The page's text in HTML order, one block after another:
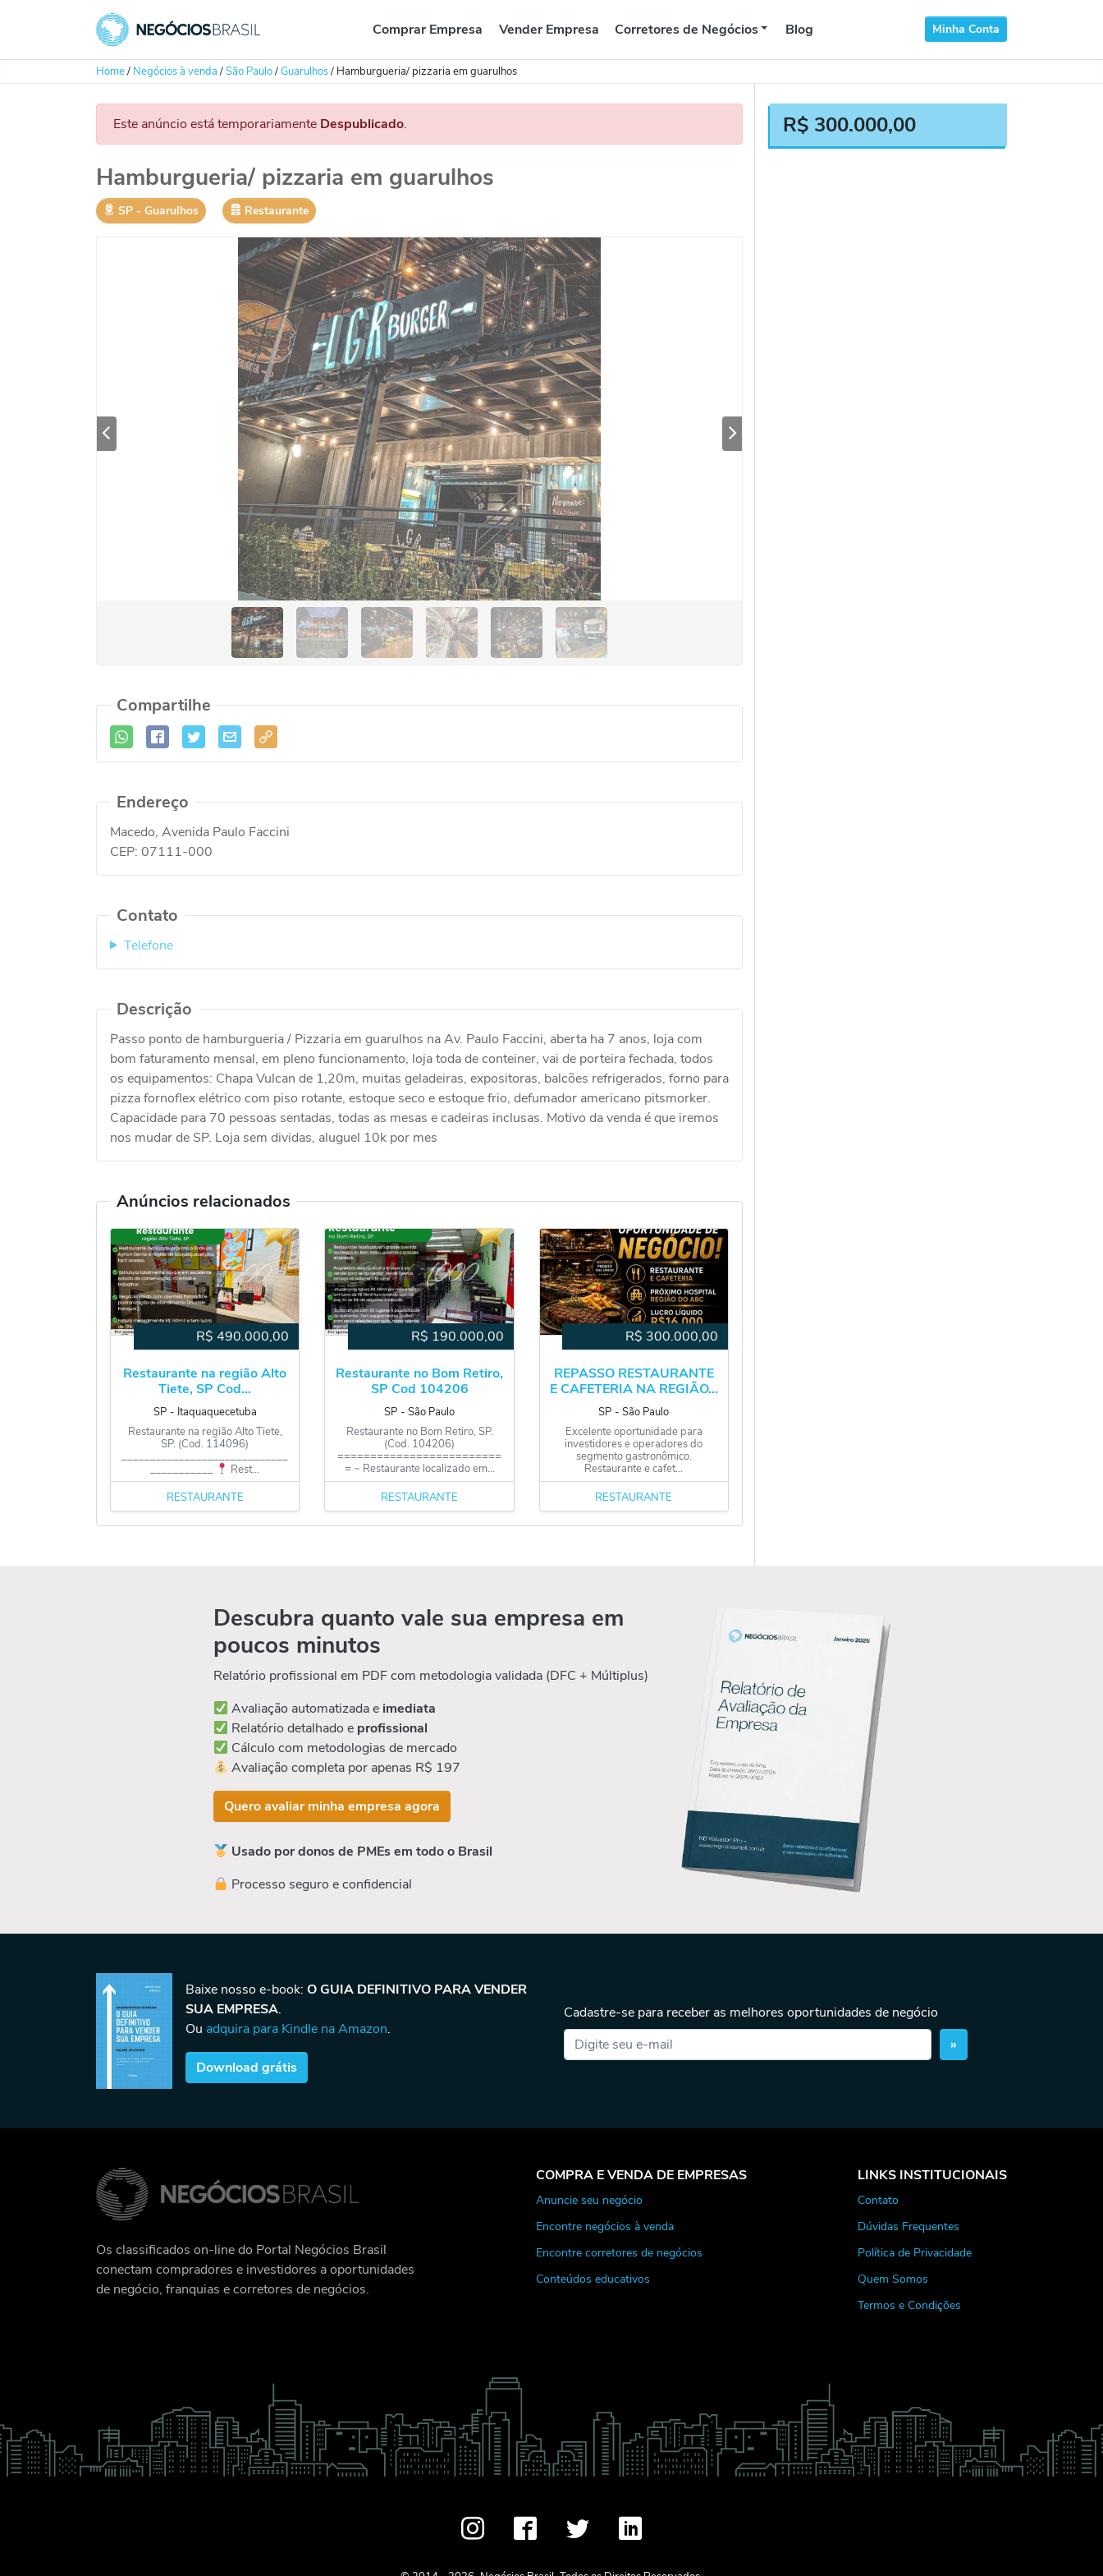
Comprar Empresa Vender Empresa Corretores de Negócios Blog Minha Conta
Home/ Negócios à venda/São Paulo/Guarulhos/ Hamburgueria/ pizzaria em guarulhos
Este anúncio está temporariamente Despublicado.
Hamburgueria/ pizzaria em guarulhos
SP ‐ Guarulhos Restaurante
Compartilhe
Endereço
Macedo, Avenida Paulo Faccini
CEP: 07111-000
Contato
Telefone
Descrição
Passo ponto de hamburgueria / Pizzaria em guarulhos na Av. Paulo Faccini, aberta ha 7 anos, loja com
bom faturamento mensal, em pleno funcionamento, loja toda de conteiner, vai de porteira fechada, todos
os equipamentos: Chapa Vulcan de 1,20m, muitas geladeiras, expositoras, balcões refrigerados, forno para
pizza fornoflex elétrico com piso rotante, estoque seco e estoque frio, defumador americano pitsmorker.
Capacidade para 70 pessoas sentadas, todas as mesas e cadeiras inclusas. Motivo da venda é que iremos
nos mudar de SP. Loja sem dividas, aluguel 10k por mes
Anúncios relacionados
R$ 490.000,00
Restaurante na região Alto
Tiete, SP Cod...
SP ‐ Itaquaquecetuba
Restaurante na região Alto Tiete,
SP. (Cod. 114096)
_____________________________
Rest...
RESTAURANTE
R$ 190.000,00
Restaurante no Bom Retiro,
SP Cod 104206
SP ‐São Paulo
Restaurante no Bom Retiro, SP.
(Cod. 104206)
=========================
= ~ Restaurante localizado em...
RESTAURANTE
R$ 300.000,00
REPASSO RESTAURANTE
E CAFETERIA NA REGIÃO...
SP ‐São Paulo
Excelente oportunidade para
investidores e operadores do
segmento gastronômico.
Restaurante e cafet...
RESTAURANTE
R$ 300.000,00
Descubra quanto vale sua empresa em
poucos minutos
Relatório profissional em PDF com metodologia validada (DFC + Múltiplus)
Avaliação automatizada e imediata
Relatório detalhado e profissional
Cálculo com metodologias de mercado
Avaliação completa por apenas R$ 197
Quero avaliar minha empresa agora
Usado por donos de PMEs em todo o Brasil
Processo seguro e confidencial
Baixe nosso e-book: O GUIA DEFINITIVO PARA VENDER
SUA EMPRESA.
Ou adquira para Kindle na Amazon.
Download grátis
Cadastre-se para receber as melhores oportunidades de negócio
»
Os classificados on-line do Portal Negócios Brasil
conectam compradores e investidores a oportunidades
de negócio, franquias e corretores de negócios.
COMPRA E VENDA DE EMPRESAS
Anuncie seu negócio
Encontre negócios à venda
Encontre corretores de negócios
Conteúdos educativos
LINKS INSTITUCIONAIS
Contato
Dúvidas Frequentes
Política de Privacidade
Quem Somos
Termos e Condições